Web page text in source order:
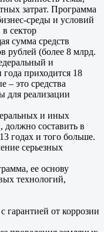
затрат. Программа
среды и условий
сектор
сумма средств
рублей (более 8 млрд.
и
приходится 18
– это средства
для реализации
и иных
должно составить в
годах и того больше.
серьезных
ее основу
технологий,
гарантией от коррозии